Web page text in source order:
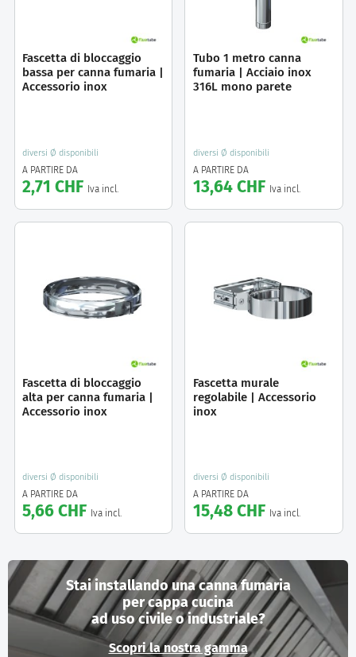
Fascetta di bloccaggio
bassa per canna fumaria |
Accessorio inox
diversi Ø disponibili
A PARTIRE DA
2,71 CHF Iva incl.
Tubo 1 metro canna
fumaria | Acciaio inox
316L mono parete
diversi Ø disponibili
A PARTIRE DA
13,64 CHF Iva incl.
Fascetta di bloccaggio
alta per canna fumaria |
Accessorio inox
diversi Ø disponibili
A PARTIRE DA
5,66 CHF Iva incl.
Fascetta murale
regolabile | Accessorio
inox
diversi Ø disponibili
A PARTIRE DA
15,48 CHF Iva incl.
Stai installando una canna fumaria
per cappa cucina
ad uso civile o industriale?
Scopri la nostra gamma